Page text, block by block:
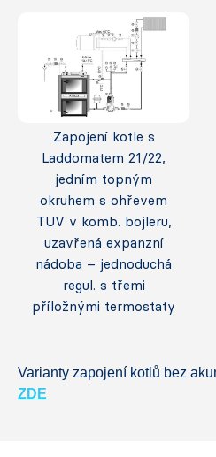
Zapojení kotle s
Laddomatem 21/22,
jedním topným
okruhem s ohřevem
TUV v komb. bojleru,
uzavřená expanzní
nádoba – jednoduchá
regul. s třemi
příložnými termostaty
Varianty zapojení kotlů bez
ZDE